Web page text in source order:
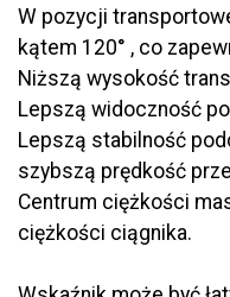
W pozycji
kątem 120° , co
Niższą wysokość
Lepszą widoczność
Lepszą stabilność
szybszą prędkość
Centrum ciężkości
ciężkości ciągnika.